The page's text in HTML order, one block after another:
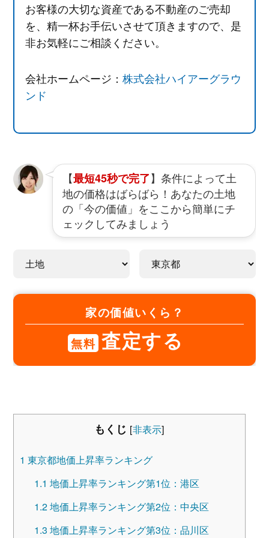
お客様の大切な資産である不動産のご売却
を、精一杯お手伝いさせて頂きますので、是
非お気軽にご相談ください。
会社ホームページ： 株式会社ハイアーグラウ
ンド
【最短45秒で完了】条件によって土
地の価格はばらばら！あなたの土地
の「今の価値」をここから簡単にチ
ェックしてみましょう
家の価値いくら？
無料 査定する
もくじ [非表示]
1 東京都地価上昇率ランキング
1.1 地価上昇率ランキング第1位：港区
1.2地価上昇率ランキング第2位：中央区
1.3 地価上昇率ランキング第3位：品川区